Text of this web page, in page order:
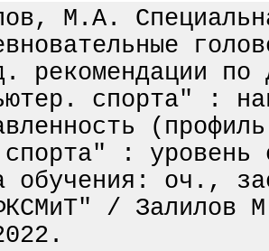
М.А.
рекомендации по
спорта" :
спорта" : уровень
обучения: оч.,
/